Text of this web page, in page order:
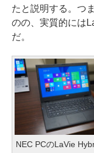
たと説明する。つ
のの、実質的には
だ。
NEC PCのLaVie